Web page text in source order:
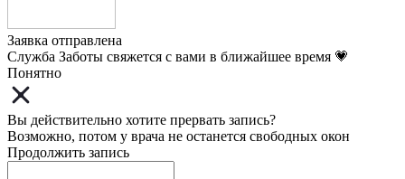
Заявка отправлена
Служба Заботы свяжется с вами в ближайшее время 💗
Понятно
Вы действительно хотите прервать запись?
Возможно, потом у врача не останется свободных окон
Продолжить запись